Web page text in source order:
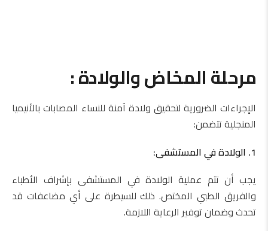
مرحلة المخاض والولادة :
الإجراءات الضرورية لتحقيق ولادة آمنة للنساء المصابات بالأنيميا
المنجلية تتضمن:
1. الولادة في المستشفى:
يجب أن تتم عملية الولادة في المستشفى بإشراف الأطباء
والفريق الطبي المختص. ذلك للسيطرة على أي مضاعفات قد
تحدث وضمان توفير الرعاية اللازمة.